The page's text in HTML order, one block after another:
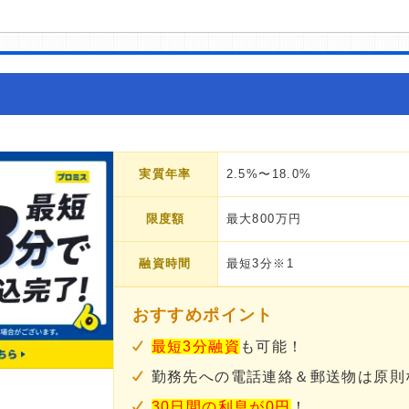
実質年率 2.5%〜18.0%
限度額 最大800万円
融資時間 最短3分※1
おすすめポイント
最短3分融資 も可能！
勤務先への電話連絡＆郵送物は原則